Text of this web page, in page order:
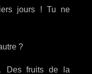
jours ! Tu ne
?
Des fruits de la